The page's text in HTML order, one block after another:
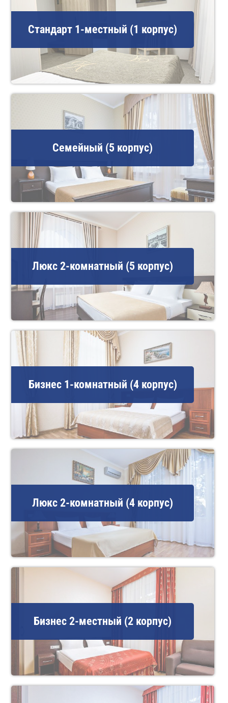
Стандарт 1-местный (1 корпус)
Семейный (5 корпус)
Люкс 2-комнатный (5 корпус)
Бизнес 1-комнатный (4 корпус)
Люкс 2-комнатный (4 корпус)
Бизнес 2-местный (2 корпус)